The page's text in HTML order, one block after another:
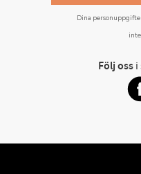
Dina
Följ oss i